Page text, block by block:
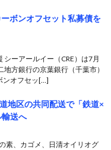
ボンオフセット私募債を
ーアールイー（CRE）は7月
方銀行の京葉銀行（千葉市）
ンオフセッ[…]
地区の共同配送で「鉄道×
輸送へ
素、カゴメ、日清オイリオグ